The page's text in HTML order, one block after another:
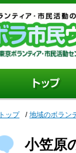
トップ 地域のボラン
小笠原